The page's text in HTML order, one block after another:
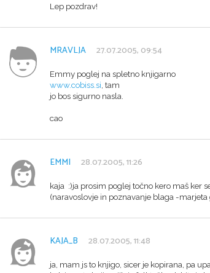
Lep pozdrav!
MRAVLJA 27.07.2005, 09:54
Emmy poglej na spletno knjigarno
www.cobiss.si , tam
jo bos sigurno nasla.
cao
EMMI 28.07.2005, 11:26
kaja :)ja prosim poglej točno kero maš ker
(naravoslovje in poznavanje blaga -marjeta
KAJA_B 28.07.2005, 11:48
ja, mam js to knjigo, sicer je kopirana, pa